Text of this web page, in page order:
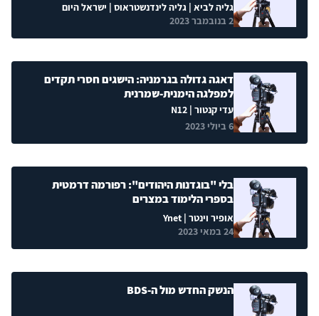
גליה לביא | גליה לינדנשטראוס | ישראל היום
2 בנובמבר 2023
דאגה גדולה בגרמניה: הישגים חסרי תקדים
למפלגה הימנית-שמרנית
עדי קנטור | N12
6 ביולי 2023
בלי "בוגדנות היהודים": רפורמה דרמטית
בספרי הלימוד במצרים
אופיר וינטר | Ynet
24 במאי 2023
הנשק החדש מול ה-BDS